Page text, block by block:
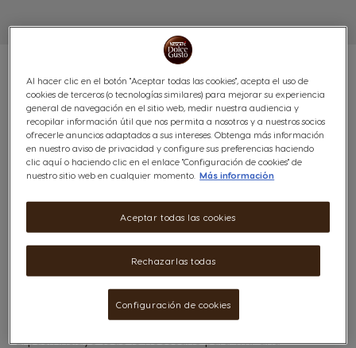
PACK GENIO S
(0)
Lleva tu coffee shop a casa con NESCAFÉ® Dolce
caliente o incluso un té.
Descubre también la sección recetas
bebida favorita con solo presionar un botón.
El pack incluye todo lo necesario para vivir una
Al hacer clic en el botón "Aceptar todas las cookies", acepta el uso de
cookies de terceros (o tecnologías similares) para mejorar su experiencia
general de navegación en el sitio web, medir nuestra audiencia y
recopilar información útil que nos permita a nosotros y a nuestros socios
ofrecerle anuncios adaptados a sus intereses. Obtenga más información
en nuestro aviso de privacidad y configure sus preferencias haciendo
clic aquí o haciendo clic en el enlace "Configuración de cookies" de
nuestro sitio web en cualquier momento. Más información
Rechazarlas todas
Aceptar todas las cookies
Configuración de cookies